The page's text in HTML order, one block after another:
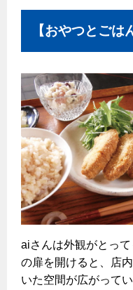
【おやつとご
aiさんは外観がとっ
の扉を開けると、店
いた空間が広がって